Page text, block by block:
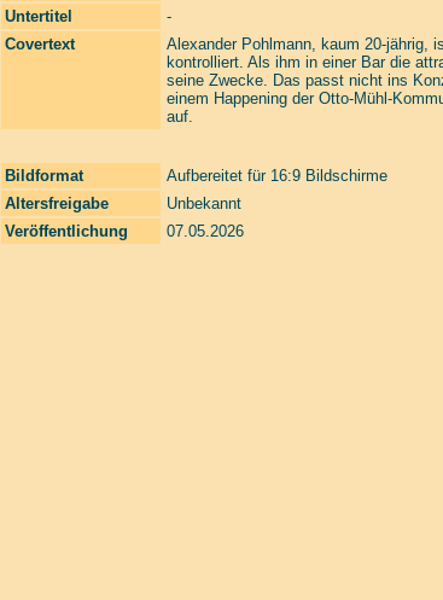
Untertitel
-
Covertext
Alexander Pohlmann, kaum 20-jährig,
kontrolliert. Als ihm in einer Bar die
seine Zwecke. Das passt nicht ins
einem Happening der Otto-Mühl-
auf.
Bildformat
Aufbereitet für 16:9 Bildschirme
Altersfreigabe
Unbekannt
Veröffentlichung
07.05.2026